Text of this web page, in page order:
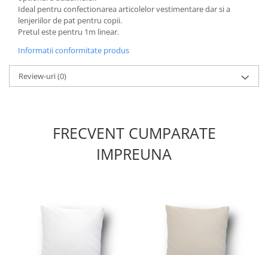
Ideal pentru confectionarea articolelor vestimentare dar si a
lenjeriilor de pat pentru copii.
Pretul este pentru 1m linear.
Informatii conformitate produs
Review-uri(0)
FRECVENT CUMPARATE
IMPREUNA